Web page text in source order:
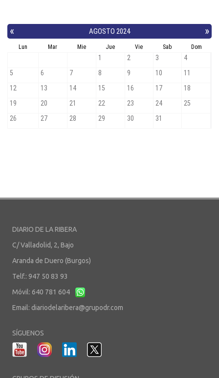
DIARIO DE LA RIBERA
C/ Valladolid, 2, Bajo
Aranda de Duero (Burgos)
Telf.: 947 50 83 93
Móvil: 640 781 604
Email: diariodelaribera@grupodr.com
SÍGUENOS